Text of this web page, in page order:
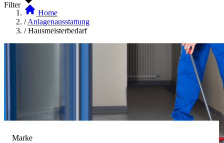
Filter
Marke
Home
/ Anlagenausstattung
/ Hausmeisterbedarf